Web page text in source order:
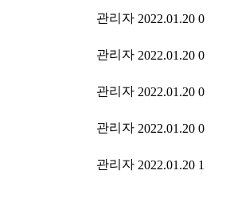
관리자 2022.01.20 0
관리자 2022.01.20 0
관리자 2022.01.20 0
관리자 2022.01.20 0
관리자 2022.01.20 1